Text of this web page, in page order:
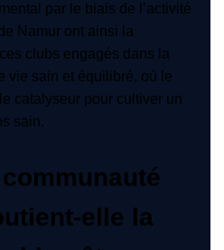
par le biais de l’activité
Namur ont ainsi la
clubs engagés dans la
vie sain et équilibré, où le
catalyseur pour cultiver un
sain.
elle la